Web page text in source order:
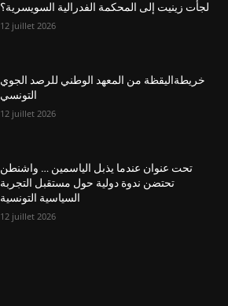
لجأت زينيت إلى المحكمة الفدرالية السويسرية؟
12 juillet 2026
خريطةاليقظة من المعهد الوطني للرصد الجوي
التونسي
12 juillet 2026
تحت عنوان عندما يذبل الياسمين … واشنطن
تحتضن ندوة دولية حول مستقبل التجربة
السياسية التونسية
12 juillet 2026